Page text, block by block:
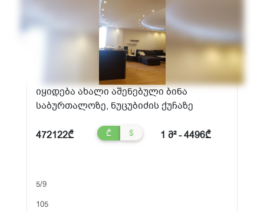
იყიდება ახალი აშენებული ბინა
საბურთალოზე, ნუცუბიძის ქუჩაზე
472122₾ ₾ $ 1 მ² - 4496₾
5/9
105